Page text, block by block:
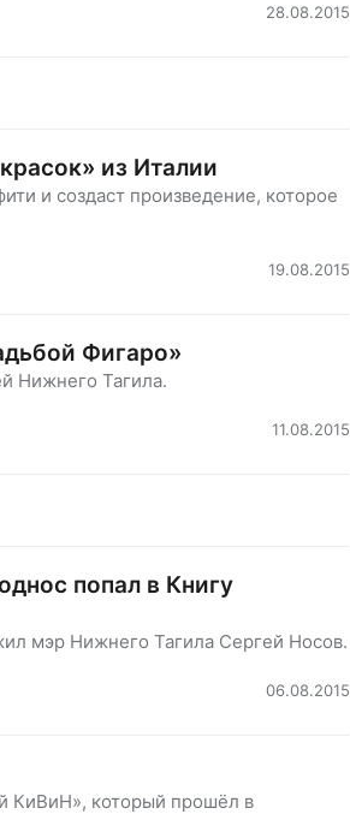
28.08.2015
из Италии
и создаст произведение, которое
19.08.2015
Фигаро»
Нижнего Тагила.
11.08.2015
попал в Книгу
мэр Нижнего Тагила Сергей Носов.
06.08.2015
КиВиН», который прошёл в